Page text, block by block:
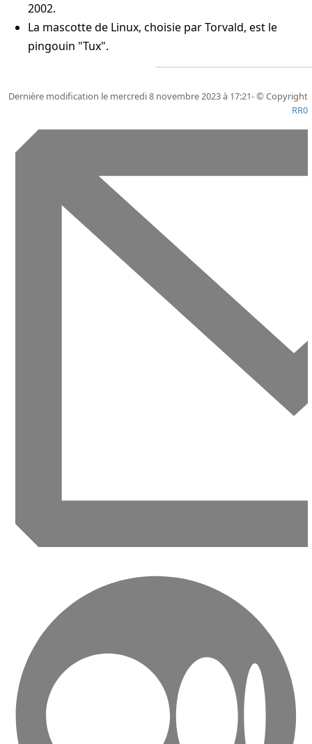
2002.
La mascotte de Linux, choisie par Torvald, est le
pingouin "Tux".
Dernière modification le mercredi 8 novembre 2023 à 17:21- © Copyright
RR0